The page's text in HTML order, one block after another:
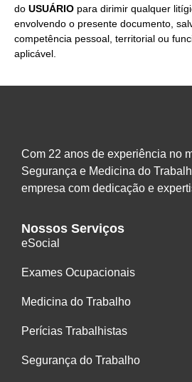
do USUÁRIO para dirimir qualquer
envolvendo o presente documento,
competência pessoal, territorial ou
aplicável.
Com 22 anos de experiência no
Segurança e Medicina do
empresa com dedicação e
Nossos Serviços
eSocial
Exames Ocupacionais
Medicina do Trabalho
Perícias Trabalhistas
Segurança do Trabalho